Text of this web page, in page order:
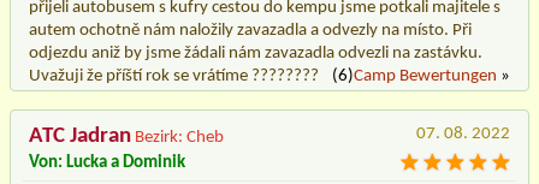
přijeli autobusem s kufry cestou do kempu jsme potkali majitele s
autem ochotně nám naložily zavazadla a odvezly na místo. Při
odjezdu aniž by jsme žádali nám zavazadla odvezli na zastávku.
Uvažuji že příští rok se vrátíme ????????
(6)Camp Bewertungen »
ATC Jadran Bezirk: Cheb
07. 08. 2022
Von: Lucka a Dominik